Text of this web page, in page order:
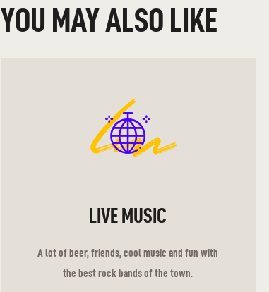
YOU MAY ALSO LIKE
lm
LIVE MUSIC
A lot of beer, friends, cool music and fun with
the best rock bands of the town.